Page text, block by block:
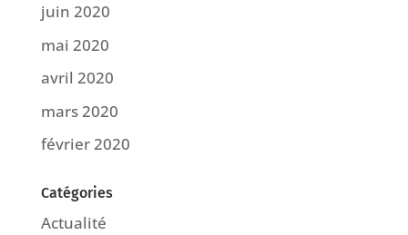
juin 2020
mai 2020
avril 2020
mars 2020
février 2020
Catégories
Actualité